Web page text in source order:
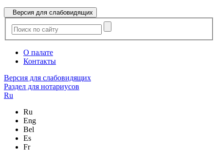
Версия для слабовидящих
О палате
Контакты
Версия для слабовидящих
Раздел для нотариусов
Ru
Ru
Eng
Bel
Es
Fr